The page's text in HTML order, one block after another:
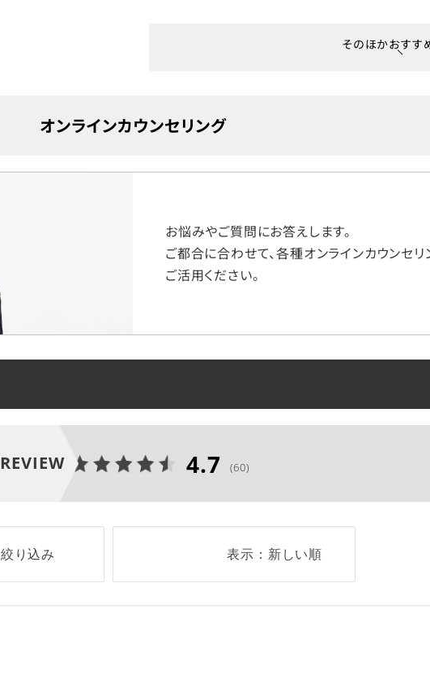
そのほかおすす
オンラインカウンセリング
お悩みやご質問にお答えします。
ご都合に合わせて、各種オンラインカウンセリ
ご活用ください。
REVIEW 4.7 (60)
絞り込み 表示：新しい順